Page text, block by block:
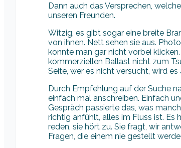
Dann auch das Versprechen,
unseren Freunden.
Witzig, es gibt sogar eine breite
von ihnen. Nett sehen sie aus.
konnte man gar nicht vorbei
kommerziellen Ballast nicht zum
Seite, wer es nicht versucht, wird es
Durch Empfehlung auf der Suche
einfach mal anschreiben. Einfach
Gespräch passierte das, was
richtig anfühlt, alles im Fluss ist.
reden, sie hört zu. Sie fragt, wir
Fragen, die einem nie gestellt